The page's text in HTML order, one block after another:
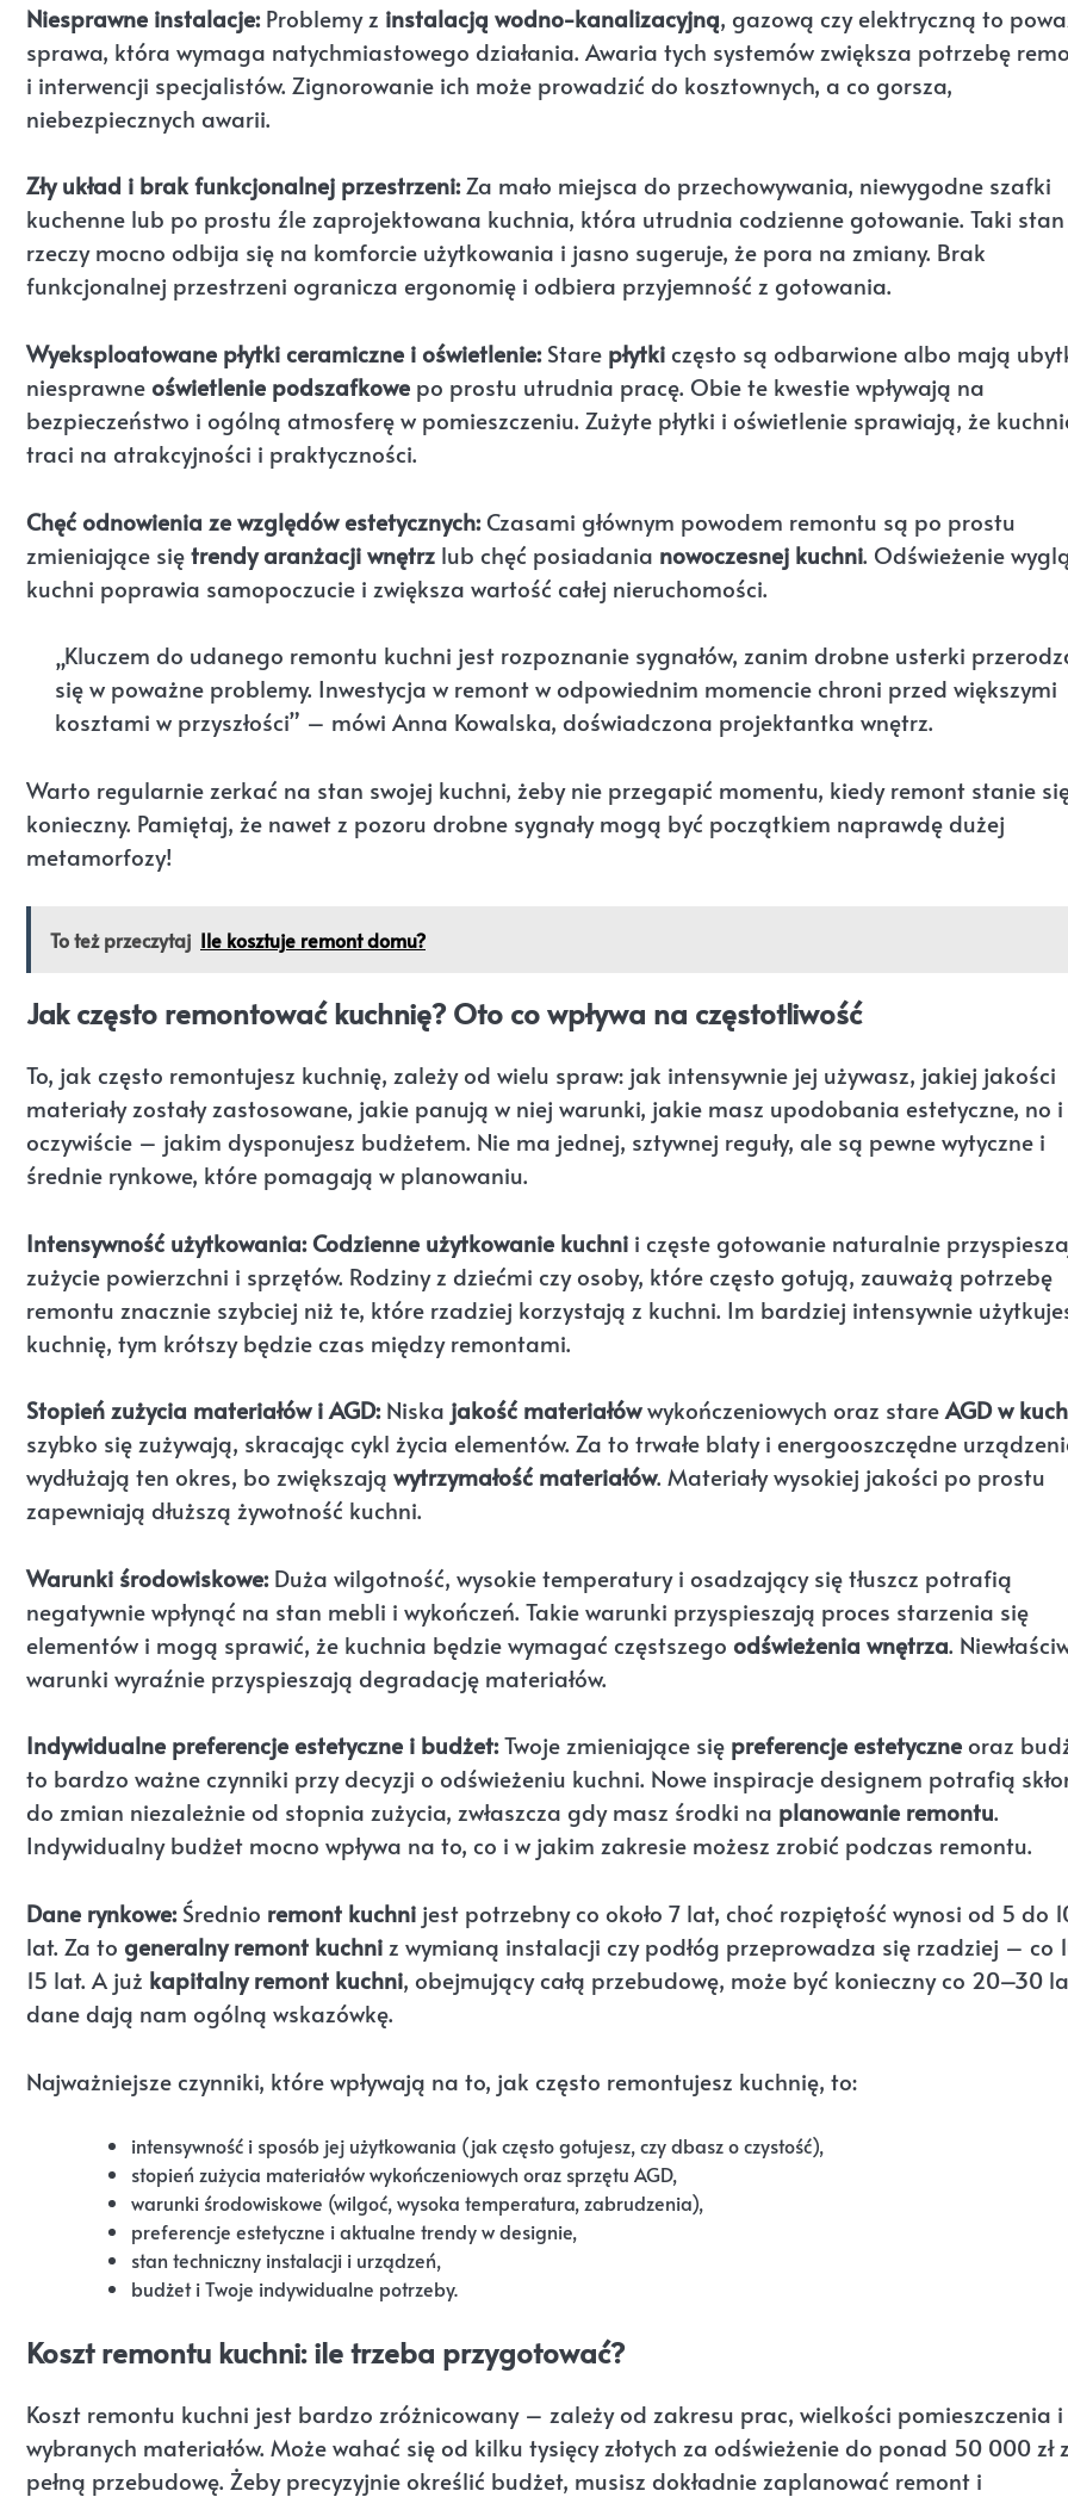
Niesprawne instalacje:Problemy z instalacją wodno-kanalizacyjną, gazową czy elektryczną to
sprawa, która wymaga natychmiastowego działania. Awaria tych systemów zwiększa potrzebę
i interwencji specjalistów. Zignorowanie ich może prowadzić do kosztownych, a co gorsza,
niebezpiecznych awarii.
Zły układ i brak funkcjonalnej przestrzeni:Za mało miejsca do przechowywania, niewygodne szafki
kuchenne lub po prostu źle zaprojektowana kuchnia, która utrudnia codzienne gotowanie. Taki stan
rzeczy mocno odbija się na komforcie użytkowania i jasno sugeruje, że pora na zmiany. Brak
funkcjonalnej przestrzeni ogranicza ergonomię i odbiera przyjemność z gotowania.
Wyeksploatowane płytki ceramiczne i oświetlenie:Stare płytkiczęsto są odbarwione albo mają
niesprawne oświetlenie podszafkowe po prostu utrudnia pracę. Obie te kwestie wpływają na
bezpieczeństwo i ogólną atmosferę w pomieszczeniu. Zużyte płytki i oświetlenie sprawiają, że
traci na atrakcyjności i praktyczności.
Chęć odnowienia ze względów estetycznych:Czasami głównym powodem remontu są po prostu
zmieniające siętrendy aranżacji wnętrz lub chęć posiadania nowoczesnej kuchni. Odświeżenie
kuchni poprawia samopoczucie i zwiększa wartość całej nieruchomości.
„Kluczem do udanego remontu kuchni jest rozpoznanie sygnałów, zanim drobne usterki
się w poważne problemy. Inwestycja w remont w odpowiednim momencie chroni przed większymi
kosztami w przyszłości” – mówi Anna Kowalska, doświadczona projektantka wnętrz.
Warto regularnie zerkać na stan swojej kuchni, żeby nie przegapić momentu, kiedy remont stanie
konieczny. Pamiętaj, że nawet z pozoru drobne sygnały mogą być początkiem naprawdę dużej
metamorfozy!
To też przeczytaj Ile kosztuje remont domu?
Jak często remontować kuchnię? Oto co wpływa na częstotliwość
To, jak często remontujesz kuchnię, zależy od wielu spraw: jak intensywnie jej używasz, jakiej jakości
materiały zostały zastosowane, jakie panują w niej warunki, jakie masz upodobania estetyczne, no i
oczywiście – jakim dysponujesz budżetem. Nie ma jednej, sztywnej reguły, ale są pewne wytyczne i
średnie rynkowe, które pomagają w planowaniu.
Intensywność użytkowania:Codzienne użytkowanie kuchni i częste gotowanie naturalnie
zużycie powierzchni i sprzętów. Rodziny z dziećmi czy osoby, które często gotują, zauważą potrzebę
remontu znacznie szybciej niż te, które rzadziej korzystają z kuchni. Im bardziej intensywnie
kuchnię, tym krótszy będzie czas między remontami.
Stopień zużycia materiałów i AGD:Niska jakość materiałówwykończeniowych oraz stareAGD w
szybko się zużywają, skracając cykl życia elementów. Za to trwałe blaty i energooszczędne
wydłużają ten okres, bo zwiększają wytrzymałość materiałów. Materiały wysokiej jakości po prostu
zapewniają dłuższą żywotność kuchni.
Warunki środowiskowe:Duża wilgotność, wysokie temperatury i osadzający się tłuszcz potrafią
negatywnie wpłynąć na stan mebli i wykończeń. Takie warunki przyspieszają proces starzenia się
elementów i mogą sprawić, że kuchnia będzie wymagać częstszego odświeżenia wnętrza.
warunki wyraźnie przyspieszają degradację materiałów.
Indywidualne preferencje estetyczne i budżet:Twoje zmieniające się preferencje estetyczneoraz
to bardzo ważne czynniki przy decyzji o odświeżeniu kuchni. Nowe inspiracje designem potrafią
do zmian niezależnie od stopnia zużycia, zwłaszcza gdy masz środki na planowanie remontu.
Indywidualny budżet mocno wpływa na to, co i w jakim zakresie możesz zrobić podczas remontu.
Dane rynkowe:Średnio remont kuchni jest potrzebny co około 7 lat, choć rozpiętość wynosi od 5 do
lat. Za to generalny remont kuchni z wymianą instalacji czy podłóg przeprowadza się rzadziej – co
15 lat. A już kapitalny remont kuchni, obejmujący całą przebudowę, może być konieczny co 20–30
dane dają nam ogólną wskazówkę.
Najważniejsze czynniki, które wpływają na to, jak często remontujesz kuchnię, to:
intensywność i sposób jej użytkowania (jak często gotujesz, czy dbasz o czystość),
stopień zużycia materiałów wykończeniowych oraz sprzętu AGD,
warunki środowiskowe (wilgoć, wysoka temperatura, zabrudzenia),
preferencje estetyczne i aktualne trendy w designie,
stan techniczny instalacji i urządzeń,
budżet i Twoje indywidualne potrzeby.
Koszt remontu kuchni: ile trzeba przygotować?
Koszt remontu kuchni jest bardzo zróżnicowany – zależy od zakresu prac, wielkości pomieszczenia i
wybranych materiałów. Może wahać się od kilku tysięcy złotych za odświeżenie do ponad 50 000 zł
pełną przebudowę. Żeby precyzyjnie określić budżet, musisz dokładnie zaplanować remont i